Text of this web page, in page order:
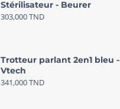
Stérilisateur - Beurer
303,000TND
Trotteur parlant 2en1 bleu -
Vtech
341,000TND